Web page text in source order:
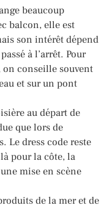
beaucoup
balcon, elle est
son intérêt dépend
à l’arrêt. Pour
conseille souvent
et sur un pont
au départ de
que lors de
Le dress code reste
pour la côte, la
mise en scène
de la mer et de